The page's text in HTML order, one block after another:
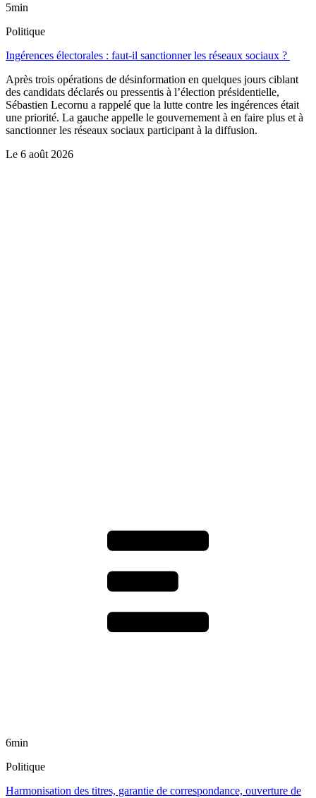
5min
Politique
Ingérences électorales : faut-il sanctionner les réseaux sociaux ?
Après trois opérations de désinformation en quelques jours ciblant
des candidats déclarés ou pressentis à l’élection présidentielle,
Sébastien Lecornu a rappelé que la lutte contre les ingérences était
une priorité. La gauche appelle le gouvernement à en faire plus et à
sanctionner les réseaux sociaux participant à la diffusion.
Le 6 août 2026
6min
Politique
Harmonisation des titres, garantie de correspondance, ouverture de